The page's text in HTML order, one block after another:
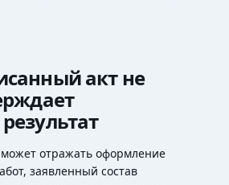
акт не
отражать оформление
заявленный состав